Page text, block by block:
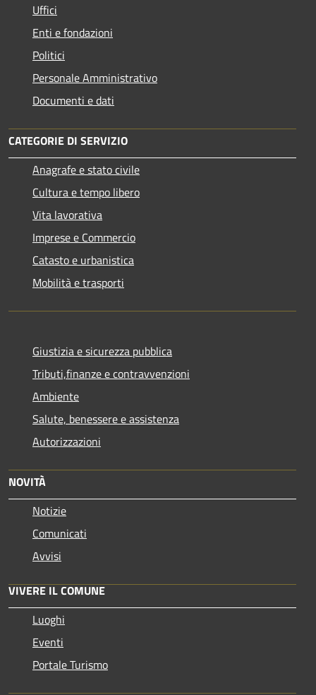
Uffici
Enti e fondazioni
Politici
Personale Amministrativo
Documenti e dati
CATEGORIE DI SERVIZIO
Anagrafe e stato civile
Cultura e tempo libero
Vita lavorativa
Imprese e Commercio
Catasto e urbanistica
Mobilità e trasporti
Giustizia e sicurezza pubblica
Tributi,finanze e contravvenzioni
Ambiente
Salute, benessere e assistenza
Autorizzazioni
NOVITÀ
Notizie
Comunicati
Avvisi
VIVERE IL COMUNE
Luoghi
Eventi
Portale Turismo